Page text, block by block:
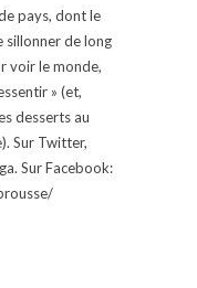
pays, dont le
sillonner de long
voir le monde,
» (et,
desserts au
Sur Twitter,
Sur Facebook: